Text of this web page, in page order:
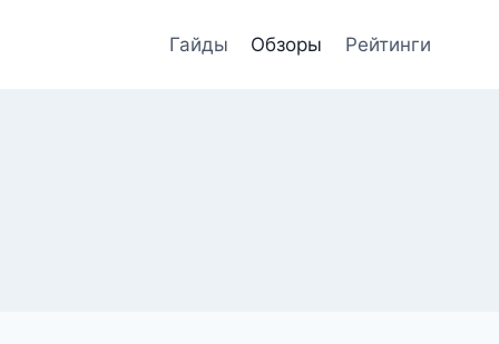
Гайды Обзоры Рейтинги